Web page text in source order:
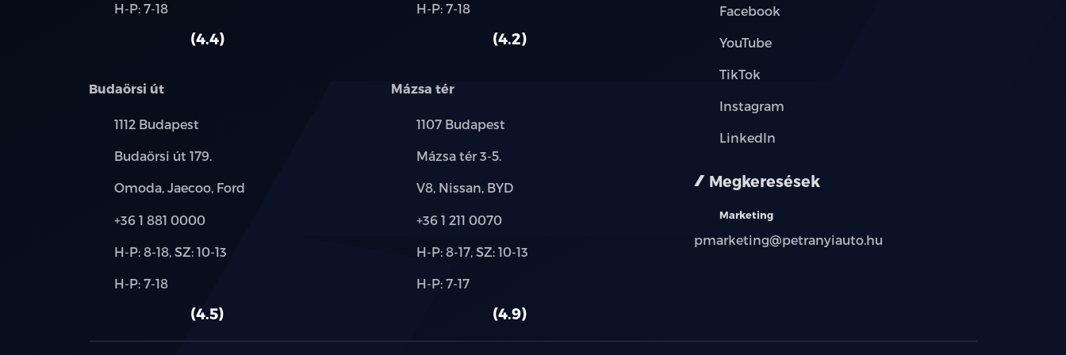
fáradtságérzékelő
fűthető első ülés
fűthető kormány
fűthető tükör
használt
Alkatrész,
H-P: 7-18
4.4
használt
Alkatrész,
H-P: 7-18
4.2
Budaörsi út
Település:
1112 Budapest
Cím:
Budaörsi út 179.
Márkák:
Omoda, Jaecoo, Ford
Telefon:
+36 1 881 0000
Új-
használt
H-P: 8-18, SZ: 10-13
Alkatrész,
H-P: 7-18
4.5
Mázsa tér
Település:
1107 Budapest
Cím:
Mázsa tér 3-5.
Márkák:
V8, Nissan, BYD
Telefon:
+36 1 211 0070
Új-
használt
H-P: 8-17, SZ: 10-13
Alkatrész,
H-P: 7-17
4.9
Facebook
YouTube
TikTok
Instagram
LinkedIn
Megkeresések
Marketing
pmarketing@petranyiauto.hu